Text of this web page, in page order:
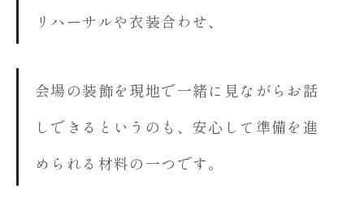
リハーサルや衣装合わせ、
会場の装飾を現地で一緒に見ながらお話
しできるというのも、安心して準備を進
められる材料の一つです。